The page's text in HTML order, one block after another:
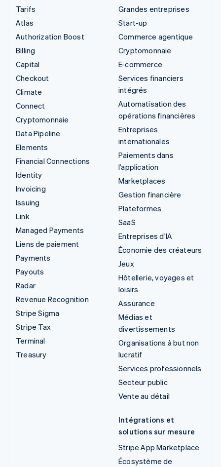
Tarifs
Atlas
Authorization Boost
Billing
Capital
Checkout
Climate
Connect
Cryptomonnaie
Data Pipeline
Elements
Financial Connections
Identity
Invoicing
Issuing
Link
Managed Payments
Liens de paiement
Payments
Payouts
Radar
Revenue Recognition
Stripe Sigma
Stripe Tax
Terminal
Treasury
Grandes entreprises
Start-up
Commerce agentique
Cryptomonnaie
E-commerce
Services financiers
intégrés
Automatisation des
opérations financières
Entreprises
internationales
Paiements dans
l’application
Marketplaces
Gestion financière
Plateformes
SaaS
Entreprises d'IA
Économie des créateurs
Jeux
Hôtellerie, voyages et
loisirs
Assurance
Médias et
divertissements
Organisations à but non
lucratif
Services professionnels
Secteur public
Vente au détail
Intégrations et
solutions sur mesure
Stripe App Marketplace
Écosystème de